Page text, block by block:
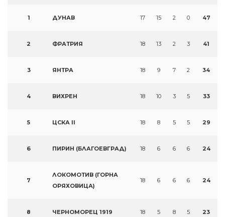
1 ДУНАВ 17 15 2 0 47
2 ФРАТРИЯ 18 13 2 3 41
3 ЯНТРА 18 9 7 2 34
4 ВИХРЕН 18 10 3 5 33
5 ЦСКА II 18 8 5 5 29
6 ПИРИН (БЛАГОЕВГРАД) 18 6 6 6 24
7
ЛОКОМОТИВ (ГОРНА
ОРЯХОВИЦА)
18 6 6 6 24
8 ЧЕРНОМОРЕЦ 1919 18 5 8 5 23